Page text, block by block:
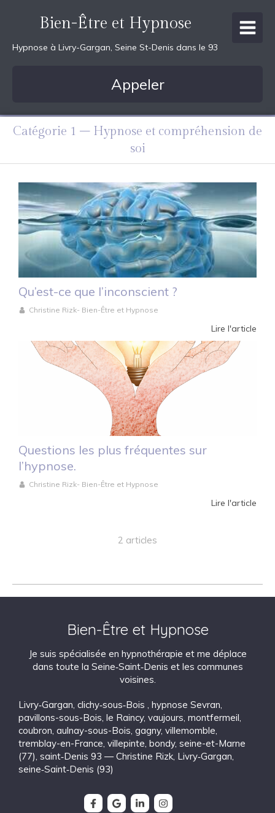
Bien-Être et Hypnose
Hypnose à Livry-Gargan, Seine St-Denis dans le 93
Appeler
Catégorie 1 – Hypnose et compréhension de
soi
Qu’est-ce que l’inconscient ?
Christine Rizk- Bien-Être et Hypnose
Lire l'article
Questions les plus fréquentes sur
l’hypnose.
Christine Rizk- Bien-Être et Hypnose
Lire l'article
2 articles
Bien-Être et Hypnose
Je suis spécialisée en hypnothérapie et me déplace
dans toute la Seine‑Saint‑Denis et les communes
voisines.
Livry‑Gargan, clichy‑sous‑Bois , hypnose Sevran,
pavillons-sous-Bois, le Raincy, vaujours, montfermeil,
coubron, aulnay-sous-Bois, gagny, villemomble,
tremblay-en-France, villepinte, bondy, seine-et-Marne
(77), saint‑Denis 93 — Christine Rizk, Livry‑Gargan,
seine‑Saint‑Denis (93)